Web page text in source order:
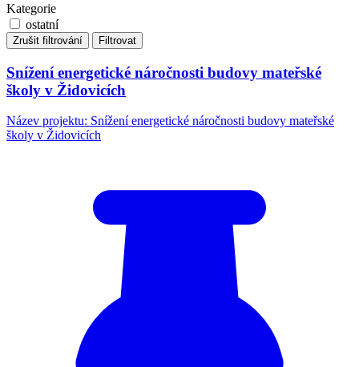
Kategorie
ostatní
Zrušit filtrování Filtrovat
Snížení energetické náročnosti budovy mateřské
školy v Židovicích
Název projektu: Snížení energetické náročnosti budovy mateřské
školy v Židovicích